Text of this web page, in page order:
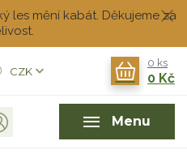
les mění kabát. Děkujeme za
Menu
CZK
0 ks
0 Kč